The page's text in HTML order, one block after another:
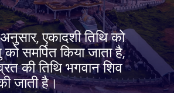
एकादशी तिथि को
समर्पित किया जाता है,
की तिथि भगवान शिव
जाती है।